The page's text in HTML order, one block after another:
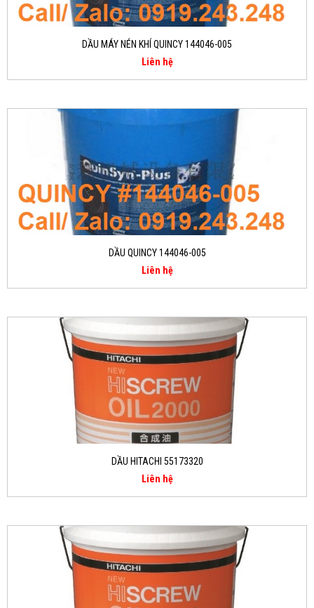
DẦU MÁY NÉN KHÍ QUINCY 144046-005
Liên hệ
DẦU QUINCY 144046-005
Liên hệ
DẦU HITACHI 55173320
Liên hệ